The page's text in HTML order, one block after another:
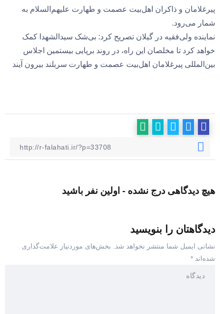
پیرغلامان و ذاکران اهل‌بیت عصمت و طهارت علیهم‌السلام به
شمار می‌رود.
نماینده ولی‌فقیه در گیلان تصریح کرد: بی‌شک سیدالشهدا کمک
خواهد کرد تا مخلصان این راه، در روند برپایی بیستمین اجلاس
بین‌المللی پیرغلامان اهل‌بیت عصمت و طهارت سربلند بیرون آیند
هیچ دیدگاهی درج نشده - اولین نفر باشید
دیدگاهتان را بنویسید
نشانی ایمیل شما منتشر نخواهد شد.
بخش‌های موردنیاز علامت‌گذاری
شده‌اند *